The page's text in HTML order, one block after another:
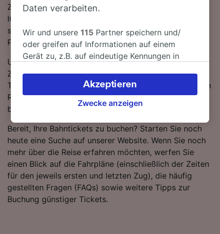
Züge auf dieser Strecke werden für gewöhnlich von
ICE DB oder IC betrieben. An Bord finden Sie
standardmäßig moderne, komfortable Sitze und viel
Platz für Gepäck.
Um Ihnen dabei behilflich zu sein, die besten
Zugangebote zu erhalten, heben wir die günstigsten
Tickets von Düren nach Winterberg (Westf) in unserem
Reiseplaner hervor. Denken Sie daran, je eher Sie
buchen, desto mehr können Sie sparen!
Bereit, Ihre Bahntickets zu buchen? Starten Sie noch
heute eine Suche auf unserer Website. Wenn Sie noch
mehr über die Reise erfahren möchten, werfen Sie
einen Blick auf die Fahrpläne (einschließlich der Zeiten
für den jeweils ersten und letzten Zug), die häufig
gestellten Fragen (FAQs) sowie weitere Tipps zur
Buchung günstiger Tickets.
Daten verarbeiten.
Wir und unsere115 Partner speichern und/
oder greifen auf Informationen auf einem
Gerät zu, z.B. auf eindeutige Kennungen in
verarbeiten. Sie können Ihre Präferenzen
akzeptieren oder verwalten, einschließlich
Ihres Widerspruchsrechts bei berechtigtem
besuchen Sie jederzeit die Seite der
Datenschutzrichtlinie. Diese Präferenzen
werden unseren Partnern signalisiert und
haben keinen Einfluss auf Surfdaten. Ihre
Daten werden nicht für Tracking-Zwecke
verwendet, wenn Sie uns gebeten haben, Ihr
Surfverhalten nicht zu verfolgen.
Zwecke anzeigen
Akzeptieren